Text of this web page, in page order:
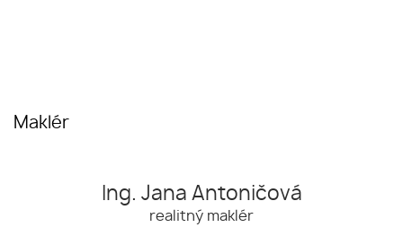
Maklér
Ing. Jana Antoničová
realitný maklér